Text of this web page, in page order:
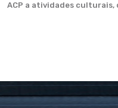
ACP a atividades culturais,